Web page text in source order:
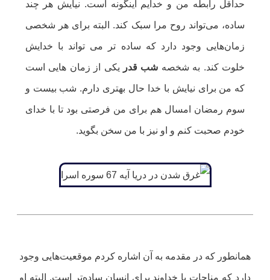
حداقل رابطه من و خدایم اینگونه است. نیایش هر چند
ساده، می‌تواند روح مرا سبک کند. البته برای هر شخصی
زمان‌هایی وجود دارد که ساده تر می تواند با خدایش
خلوت کند. به شخصهشب قدریکی از زمان هایی است
که من برای نیایش با خدا حال بهتری دارم. شب بیست و
سوم رمضان امسال هم برای من فرصتی بود تا با خدای
خودم صحبت کنم و او نیز با من سخن بگوید.
همانطور که در مقدمه به آن اشاره کردم موقعیت‌هایی وجود
دارد که مناجات با خداوند برای انسان ساده‌تر است. البته او